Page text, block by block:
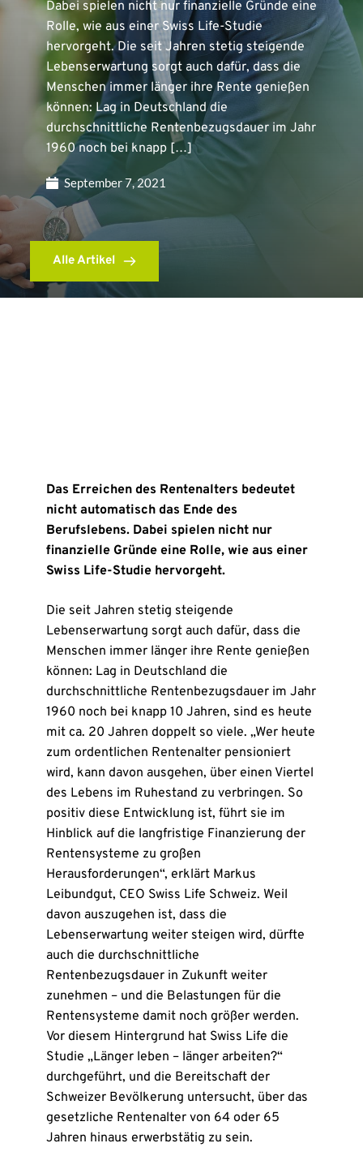
Dabei spielen nicht nur finanzielle Gründe eine
Rolle, wie aus einer Swiss Life-Studie
hervorgeht. Die seit Jahren stetig steigende
Lebenserwartung sorgt auch dafür, dass die
Menschen immer länger ihre Rente genießen
können: Lag in Deutschland die
durchschnittliche Rentenbezugsdauer im Jahr
1960 noch bei knapp […]
September 7, 2021
Alle Artikel
Das Erreichen des Rentenalters bedeutet
nicht automatisch das Ende des
Berufslebens. Dabei spielen nicht nur
finanzielle Gründe eine Rolle, wie aus einer
Swiss Life-Studie hervorgeht.
Die seit Jahren stetig steigende
Lebenserwartung sorgt auch dafür, dass die
Menschen immer länger ihre Rente genießen
können: Lag in Deutschland die
durchschnittliche Rentenbezugsdauer im Jahr
1960 noch bei knapp 10 Jahren, sind es heute
mit ca. 20 Jahren doppelt so viele. „Wer heute
zum ordentlichen Rentenalter pensioniert
wird, kann davon ausgehen, über einen Viertel
des Lebens im Ruhestand zu verbringen. So
positiv diese Entwicklung ist, führt sie im
Hinblick auf die langfristige Finanzierung der
Rentensysteme zu großen
Herausforderungen“, erklärt Markus
Leibundgut, CEO Swiss Life Schweiz. Weil
davon auszugehen ist, dass die
Lebenserwartung weiter steigen wird, dürfte
auch die durchschnittliche
Rentenbezugsdauer in Zukunft weiter
zunehmen – und die Belastungen für die
Rentensysteme damit noch größer werden.
Vor diesem Hintergrund hat Swiss Life die
Studie „Länger leben – länger arbeiten?“
durchgeführt, und die Bereitschaft der
Schweizer Bevölkerung untersucht, über das
gesetzliche Rentenalter von 64 oder 65
Jahren hinaus erwerbstätig zu sein.